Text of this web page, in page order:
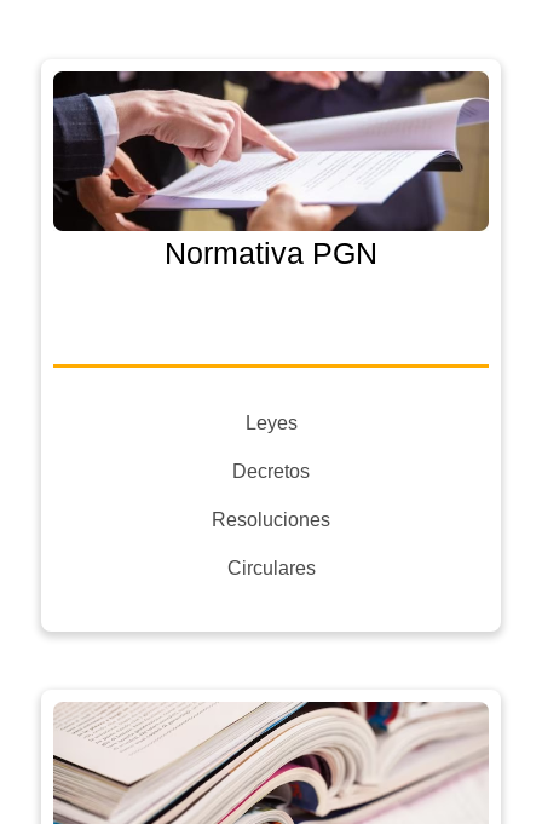
Normativa PGN
Leyes
Decretos
Resoluciones
Circulares